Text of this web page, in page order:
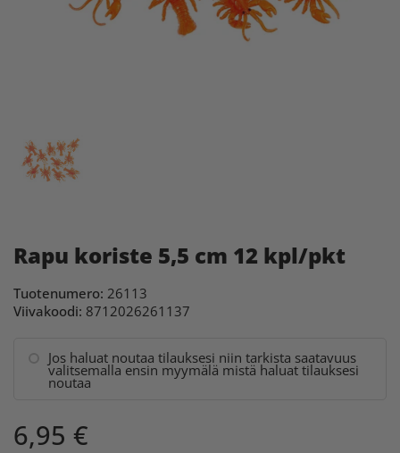
Rapu koriste 5,5 cm 12 kpl/pkt
Tuotenumero: 26113
Viivakoodi: 8712026261137
Jos haluat noutaa tilauksesi niin tarkista saatavuus
valitsemalla ensin myymälä mistä haluat tilauksesi
noutaa
6,95 €